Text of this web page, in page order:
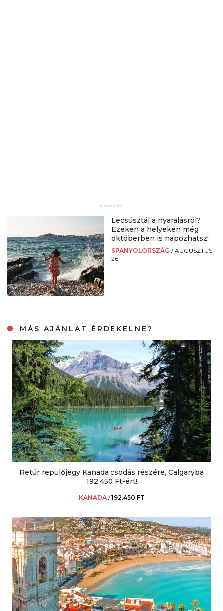
Lecsúsztál a nyaralásról?
Ezeken a helyeken még
októberben is napozhatsz!
SPANYOLORSZÁG /AUGUSZTUS
26.
MÁS AJÁNLAT ÉRDEKELNE?
Retúr repülőjegy Kanada csodás részére, Calgaryba
192.450 Ft-ért!
KANADA /192.450 FT